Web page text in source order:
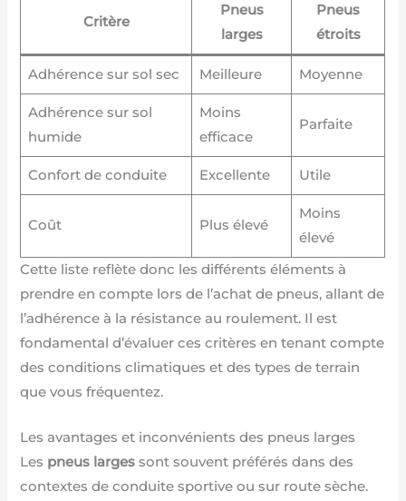
Critère
Pneus
larges
Pneus
étroits
Adhérence sur sol sec Meilleure Moyenne
Adhérence sur sol
humide
Moins
efficace
Parfaite
Confort de conduite Excellente Utile
Coût Plus élevé
Moins
élevé
Cette liste reflète donc les différents éléments à
prendre en compte lors de l’achat de pneus, allant de
l’adhérence à la résistance au roulement. Il est
fondamental d’évaluer ces critères en tenant compte
des conditions climatiques et des types de terrain
que vous fréquentez.
Les avantages et inconvénients des pneus larges
Les pneus larges sont souvent préférés dans des
contextes de conduite sportive ou sur route sèche.